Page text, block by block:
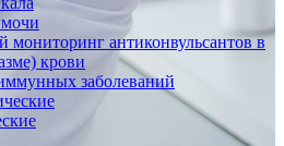
мониторинг антиконвульсантов в
крови
заболеваний